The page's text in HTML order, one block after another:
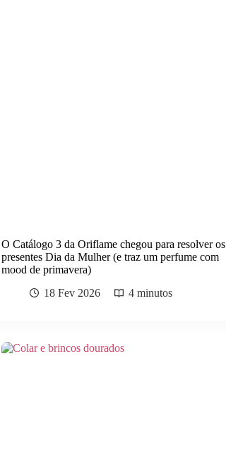
O Catálogo 3 da Oriflame chegou para resolver os
presentes Dia da Mulher (e traz um perfume com
mood de primavera)
18 Fev 2026
4 minutos